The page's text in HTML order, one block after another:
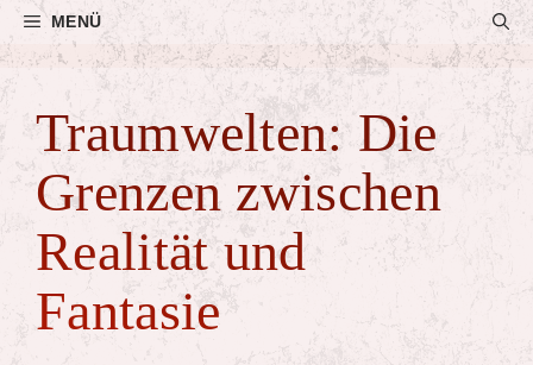
Zum
Inhalt
MENÜ
Traumwelten: Die
Grenzen zwischen
Realität und
Fantasie